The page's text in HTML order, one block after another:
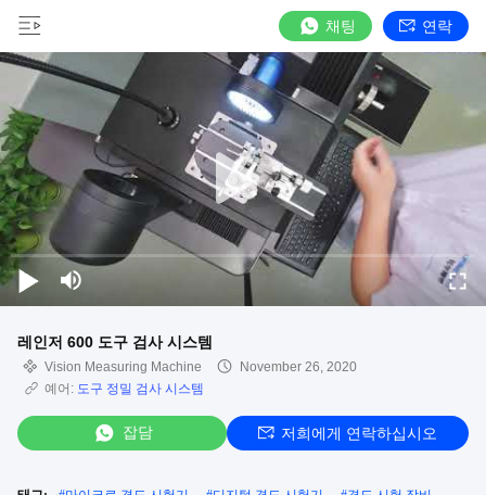
채팅 연락
레인저 600 도구 검사 시스템
Vision Measuring Machine
November 26, 2020
예어: 도구 정밀 검사 시스템
잡담 저희에게 연락하십시오